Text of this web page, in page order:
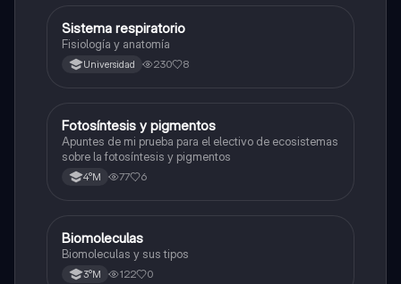
Biología
Sistema respiratorio
Fisiología y anatomía
Universidad 230 8
Biología
Fotosíntesis y pigmentos
Apuntes de mi prueba para el electivo de ecosistemas
sobre la fotosíntesis y pigmentos
4°M 77 6
Biología
Biomoleculas
Biomoleculas y sus tipos
3°M 122 0